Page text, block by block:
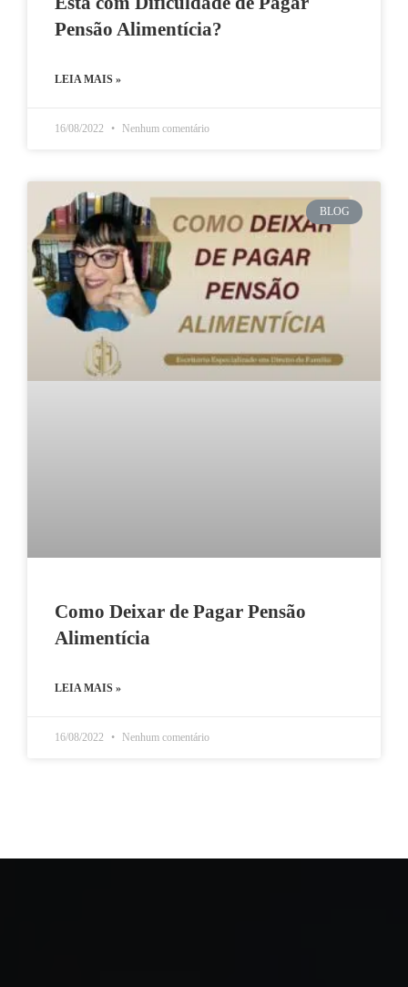
Pensão Alimentícia?
LEIA MAIS »
16/08/2022 Nenhum comentário
BLOG
Como Deixar de Pagar Pensão
Alimentícia
LEIA MAIS »
16/08/2022 Nenhum comentário